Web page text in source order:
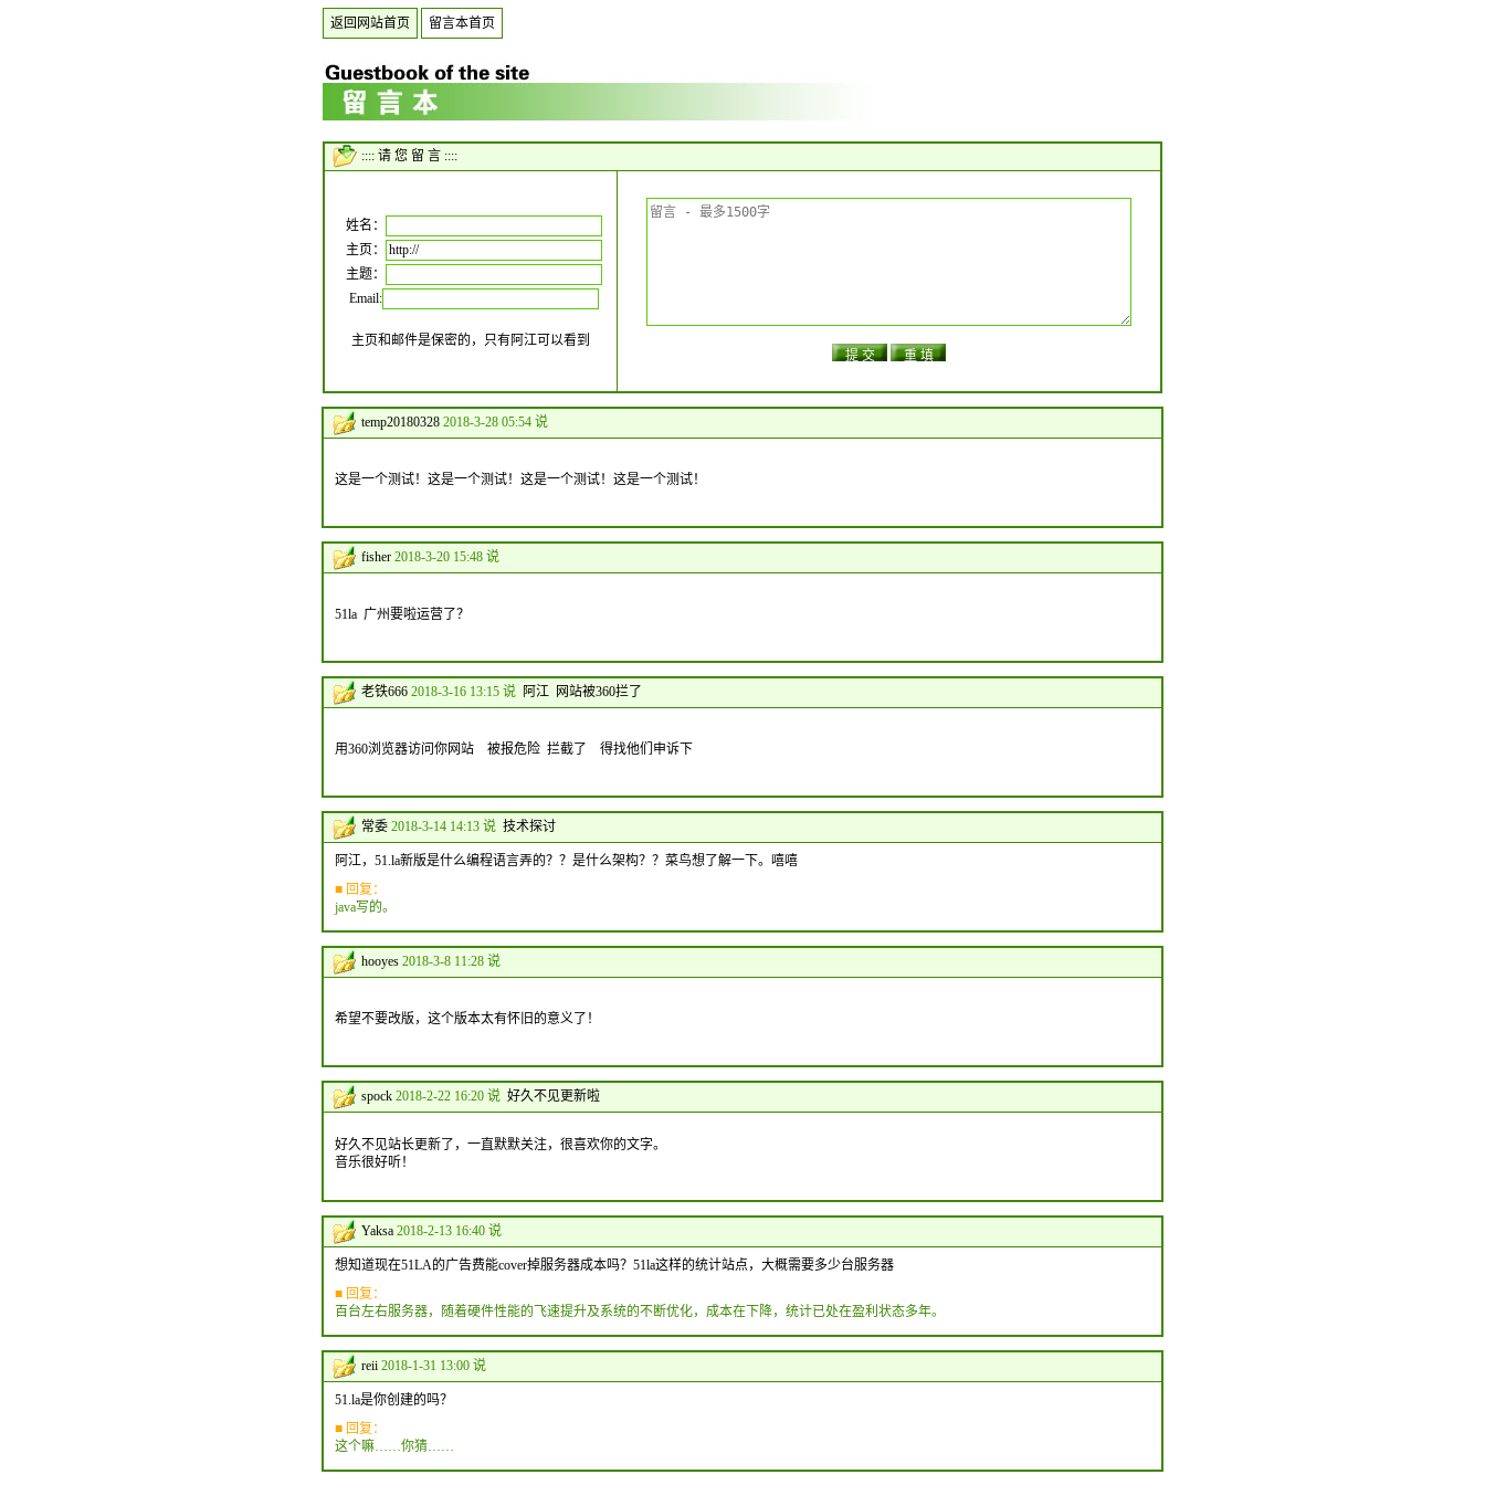
返回网站首页 留言本首页
:::: 请 您 留 言 ::::
姓名：
主页：
主题：
Email:
主页和邮件是保密的，只有阿江可以看到
temp20180328 2018-3-28 05:54 说
这是一个测试！这是一个测试！这是一个测试！这是一个测试！
fisher 2018-3-20 15:48 说
51la 广州要啦运营了？
老铁666 2018-3-16 13:15 说 阿江 网站被360拦了
用360浏览器访问你网站 被报危险 拦截了 得找他们申诉下
常委 2018-3-14 14:13 说 技术探讨
阿江，51.la新版是什么编程语言弄的？？是什么架构？？菜鸟想了解一下。嘻嘻
■ 回复：
java写的。
hooyes 2018-3-8 11:28 说
希望不要改版，这个版本太有怀旧的意义了！
spock 2018-2-22 16:20 说 好久不见更新啦
好久不见站长更新了，一直默默关注，很喜欢你的文字。
音乐很好听！
Yaksa 2018-2-13 16:40 说
想知道现在51LA的广告费能cover掉服务器成本吗？51la这样的统计站点，大概需要多少台服务器
■ 回复：
百台左右服务器，随着硬件性能的飞速提升及系统的不断优化，成本在下降，统计已处在盈利状态多年。
reii 2018-1-31 13:00 说
51.la是你创建的吗？
■ 回复：
这个嘛……你猜……